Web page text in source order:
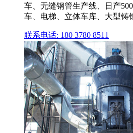
车、无缝钢管生产线、日产
车、电梯、立体车库、大型铸
联系电话: 180 3780 8511